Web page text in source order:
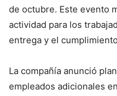
de octubre. Este evento
actividad para los
entrega y el
La compañía anunció
empleados adicionales